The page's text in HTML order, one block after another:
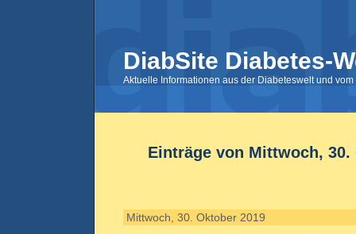
DiabSite Diabetes-
Aktuelle Informationen aus der Diabeteswelt und
Einträge von Mittwoch, 30.
Mittwoch, 30. Oktober 2019